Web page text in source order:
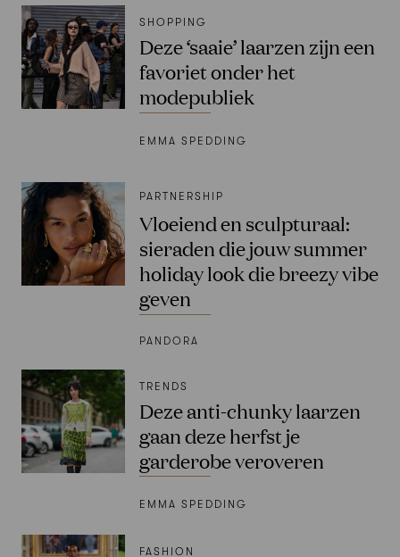
SHOPPING
Deze ‘saaie’ laarzen zijn een
favoriet onder het
modepubliek
EMMA SPEDDING
PARTNERSHIP
Vloeiend en sculpturaal:
sieraden die jouw summer
holiday look die breezy vibe
geven
PANDORA
TRENDS
Deze anti-chunky laarzen
gaan deze herfst je
garderobe veroveren
EMMA SPEDDING
FASHION